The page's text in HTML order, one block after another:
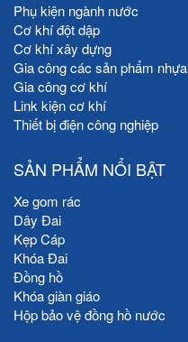
Phụ kiện ngành nước
Cơ khí đột dập
Cơ khí xây dựng
Gia công các sản phẩm nhựa
Gia công cơ khí
Link kiện cơ khí
Thiết bị điện công nghiệp
SẢN PHẨM NỔI BẬT
Xe gom rác
Dây Đai
Kẹp Cáp
Khóa Đai
Đồng hồ
Khóa giàn giáo
Hộp bảo vệ đồng hồ nước